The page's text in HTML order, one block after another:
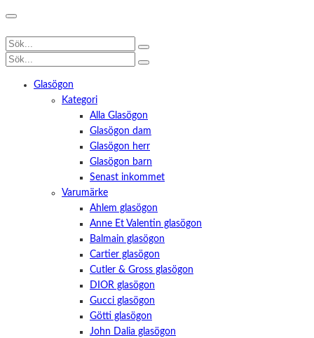
Glasögon
Kategori
Alla Glasögon
Glasögon dam
Glasögon herr
Glasögon barn
Senast inkommet
Varumärke
Ahlem glasögon
Anne Et Valentin glasögon
Balmain glasögon
Cartier glasögon
Cutler & Gross glasögon
DIOR glasögon
Gucci glasögon
Götti glasögon
John Dalia glasögon